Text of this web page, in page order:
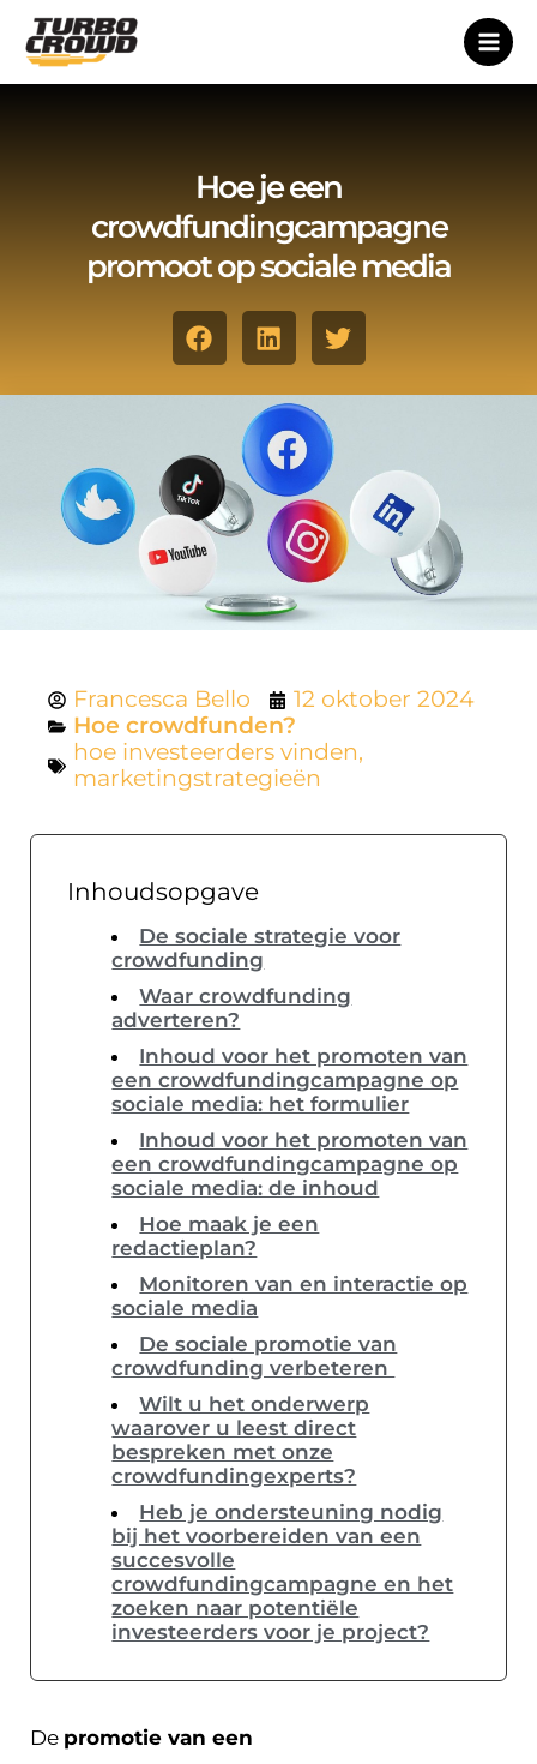
naar
Hoe je een
crowdfundingcampagne
promoot op sociale media
Francesca Bello
12 oktober 2024
Hoe crowdfunden?
hoe investeerders vinden,
marketingstrategieën
Inhoudsopgave
De sociale strategie voor
crowdfunding
Waar crowdfunding
adverteren?
Inhoud voor het promoten van
een crowdfundingcampagne op
sociale media: het formulier
Inhoud voor het promoten van
een crowdfundingcampagne op
sociale media: de inhoud
Hoe maak je een
redactieplan?
Monitoren van en interactie op
sociale media
De sociale promotie van
crowdfunding verbeteren
Wilt u het onderwerp
waarover u leest direct
bespreken met onze
crowdfundingexperts?
Heb je ondersteuning nodig
bij het voorbereiden van een
succesvolle
crowdfundingcampagne en het
zoeken naar potentiële
investeerders voor je project?
De promotie van een